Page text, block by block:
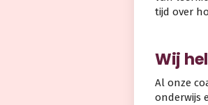
tijd over
Wij
Al onze
onderwijs